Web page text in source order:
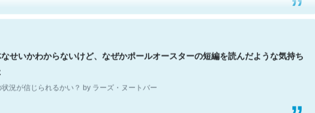
なせいかわからないけど、なぜかポールオースターの短編を読んだような気持ち
況が信じられるかい？ by ラーズ・ヌートバー